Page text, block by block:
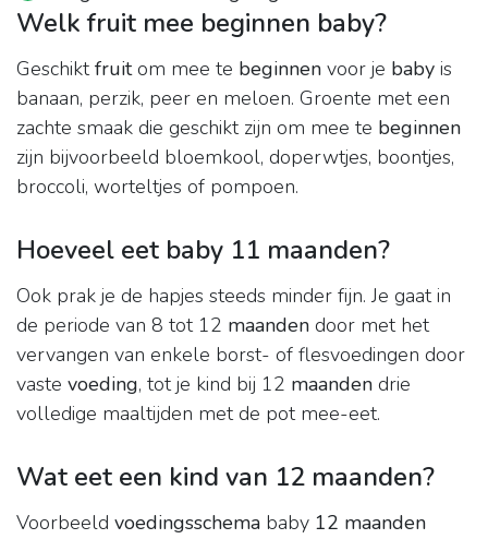
Welk fruit mee beginnen baby?
Geschiktfruitom mee te beginnen voor je baby is
banaan, perzik, peer en meloen. Groente met een
zachte smaak die geschikt zijn om mee te beginnen
zijn bijvoorbeeld bloemkool, doperwtjes, boontjes,
broccoli, worteltjes of pompoen.
Hoeveel eet baby 11 maanden?
Ook prak je de hapjes steeds minder fijn. Je gaat in
de periode van 8 tot 12 maanden door met het
vervangen van enkele borst- of flesvoedingen door
vaste voeding, tot je kind bij 12 maanden drie
volledige maaltijden met de pot mee-eet.
Wat eet een kind van 12 maanden?
Voorbeeld voedingsschema baby 12 maanden